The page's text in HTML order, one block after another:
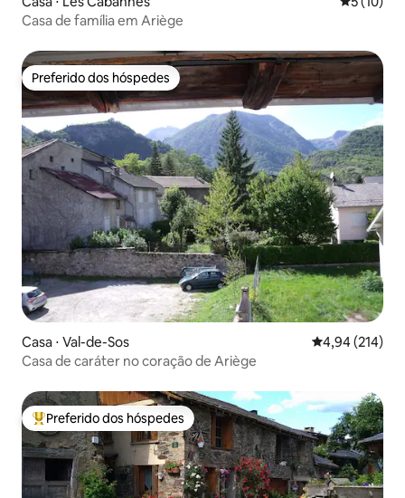
Casa de família em Ariège
Preferido dos hóspedes
Preferido dos hóspedes
Casa ⋅ Val-de-Sos 4,94 de uma
4,94 (214)
Casa de caráter no coração de Ariège
Entre os melhores preferidos dos hóspedes
Preferido dos hóspedes